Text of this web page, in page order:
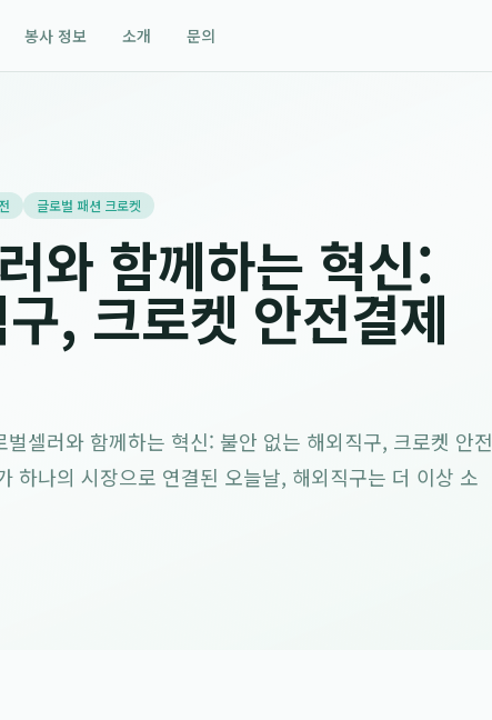
봉사 정보 소개 문의
글로벌 패션 크로켓
와 함께하는 혁신:
, 크로켓 안전결제
벌셀러와 함께하는 혁신: 불안 없는 해외직구, 크로켓 안전
하나의 시장으로 연결된 오늘날, 해외직구는 더 이상 소